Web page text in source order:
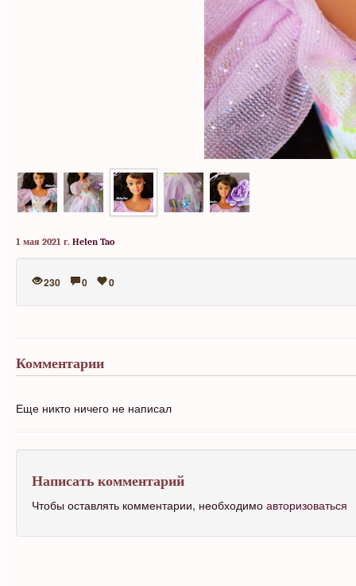
1 мая 2021 г. Helen Tao
230 0 0
Комментарии
Еще никто ничего не написал
Написать комментарий
Чтобы оставлять комментарии, необходимо авторизоваться